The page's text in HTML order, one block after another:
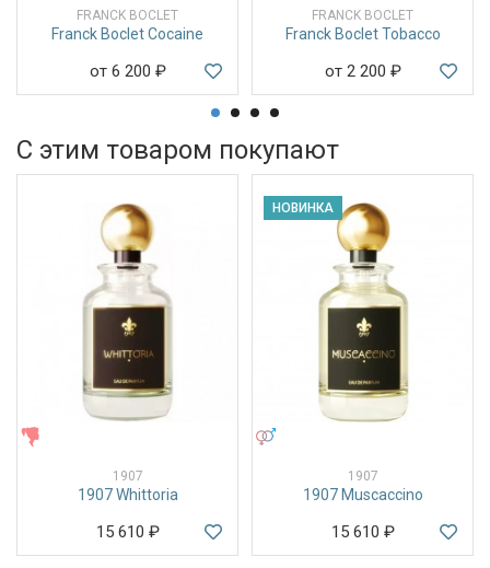
FRANCK BOCLET
Franck Boclet Cocaine
от 6 200 ₽
FRANCK BOCLET
Franck Boclet Tobacco
от 2 200 ₽
С этим товаром покупают
1907
1907 Whittoria
15 610 ₽
НОВИНКА
1907
1907 Muscaccino
15 610 ₽